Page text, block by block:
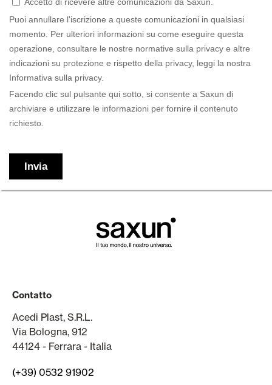
Contatto
Acedi Plast, S.R.L.
Via Bologna, 912
44124 - Ferrara - Italia
(+39) 0532 91902